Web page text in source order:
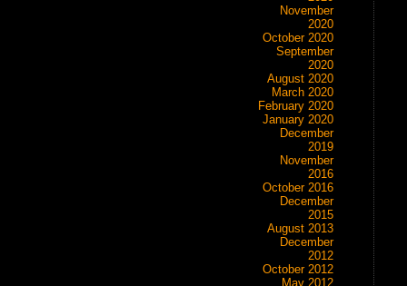
November
2020
October 2020
September
2020
August 2020
March 2020
February 2020
January 2020
December
2019
November
2016
October 2016
December
2015
August 2013
December
2012
October 2012
May 2012